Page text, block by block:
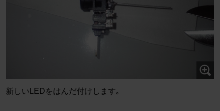
新しいLEDをはんだ付けします｡